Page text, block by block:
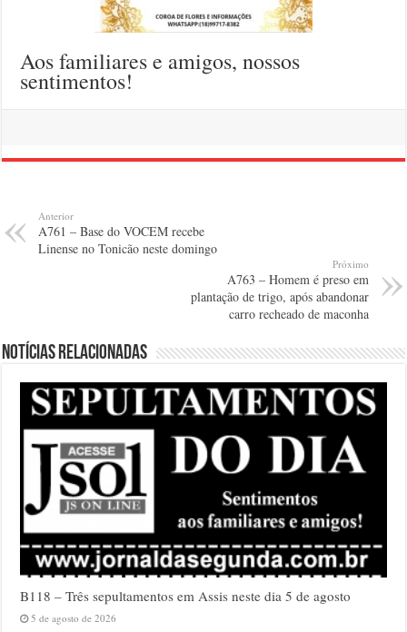
Aos familiares e amigos, nossos
sentimentos!
Anterior
A761 – Base do VOCEM recebe
Linense no Tonicão neste domingo
Próximo
A763 – Homem é preso em
plantação de trigo, após abandonar
carro recheado de maconha
Notícias relacionadas
B118 – Três sepultamentos em Assis neste dia 5 de agosto
5 de agosto de 2026